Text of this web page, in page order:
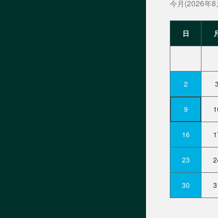
今月(2026年8
日
2 3
9
16
23
30